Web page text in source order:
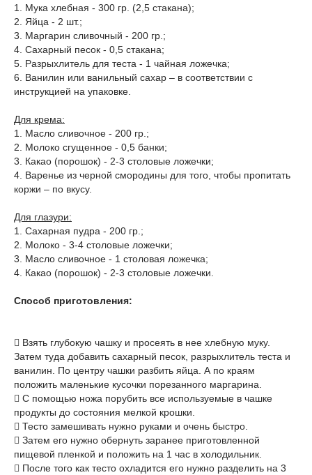
1. Мука хлебная - 300 гр. (2,5 стакана);
2. Яйца - 2 шт.;
3. Маргарин сливочный - 200 гр.;
4. Сахарный песок - 0,5 стакана;
5. Разрыхлитель для теста - 1 чайная ложечка;
6. Ванилин или ванильный сахар – в соответствии с
инструкцией на упаковке.
Для крема:
1. Масло сливочное - 200 гр.;
2. Молоко сгущенное - 0,5 банки;
3. Какао (порошок) - 2-3 столовые ложечки;
4. Варенье из черной смородины для того, чтобы пропитать
коржи – по вкусу.
Для глазури:
1. Сахарная пудра - 200 гр.;
2. Молоко - 3-4 столовые ложечки;
3. Масло сливочное - 1 столовая ложечка;
4. Какао (порошок) - 2-3 столовые ложечки.
Способ приготовления:
 Взять глубокую чашку и просеять в нее хлебную муку.
Затем туда добавить сахарный песок, разрыхлитель теста и
ванилин. По центру чашки разбить яйца. А по краям
положить маленькие кусочки порезанного маргарина.
 С помощью ножа порубить все используемые в чашке
продукты до состояния мелкой крошки.
 Тесто замешивать нужно руками и очень быстро.
 Затем его нужно обернуть заранее приготовленной
пищевой пленкой и положить на 1 час в холодильник.
 После того как тесто охладится его нужно разделить на 3